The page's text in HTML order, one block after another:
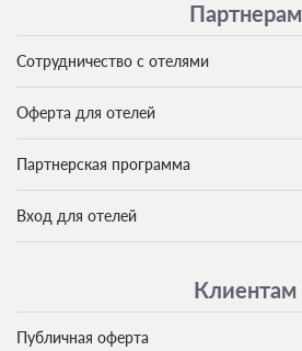
Партнерам
Сотрудничество с отелями
Оферта для отелей
Партнерская программа
Вход для отелей
Клиентам
Публичная оферта